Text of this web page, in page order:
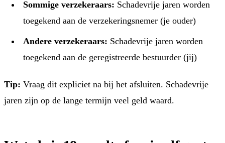
Sommige verzekeraars: Schadevrije jaren worden
toegekend aan de verzekeringsnemer (je ouder)
Andere verzekeraars: Schadevrije jaren worden
toegekend aan de geregistreerde bestuurder (jij)
Tip: Vraag dit expliciet na bij het afsluiten. Schadevrije
jaren zijn op de lange termijn veel geld waard.